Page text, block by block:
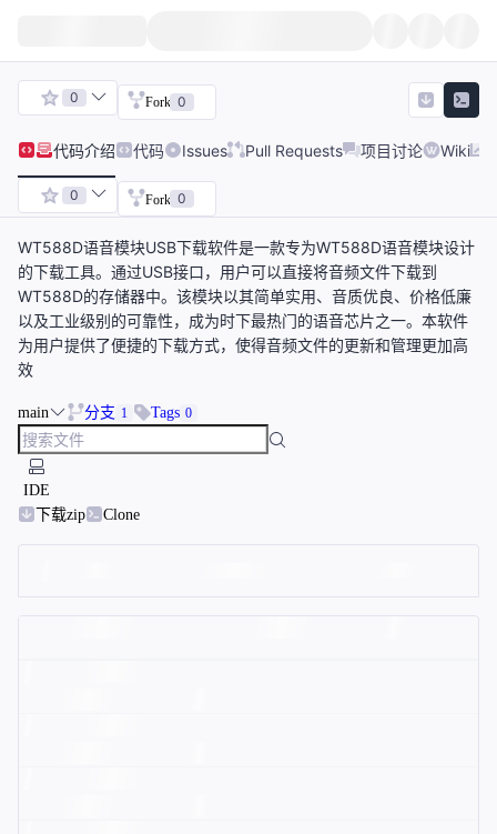
0 Fork 0
代码介绍 代码 Issues Pull Requests 项目讨论 Wiki
0 Fork 0
WT588D语音模块USB下载软件是一款专为WT588D语音模块设计
的下载工具。通过USB接口，用户可以直接将音频文件下载到
WT588D的存储器中。该模块以其简单实用、音质优良、价格低廉
以及工业级别的可靠性，成为时下最热门的语音芯片之一。本软件
为用户提供了便捷的下载方式，使得音频文件的更新和管理更加高
效
main 分支 1 Tags 0
IDE
下载zip
Clone